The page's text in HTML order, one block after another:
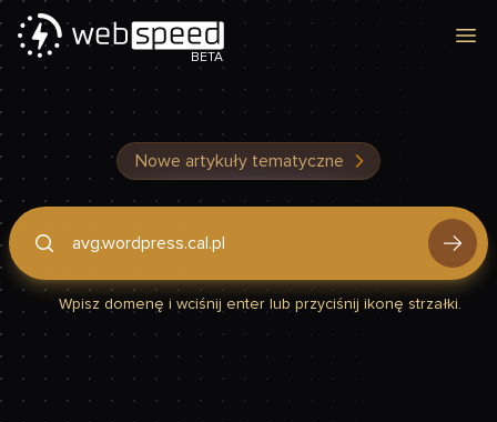
BETA
Nowe artykuły tematyczne
Podaj domenę, by sprawdzić, czy Twoja strona jest szybka
Wpisz domenę i wciśnij enter lub przyciśnij ikonę strzałki.